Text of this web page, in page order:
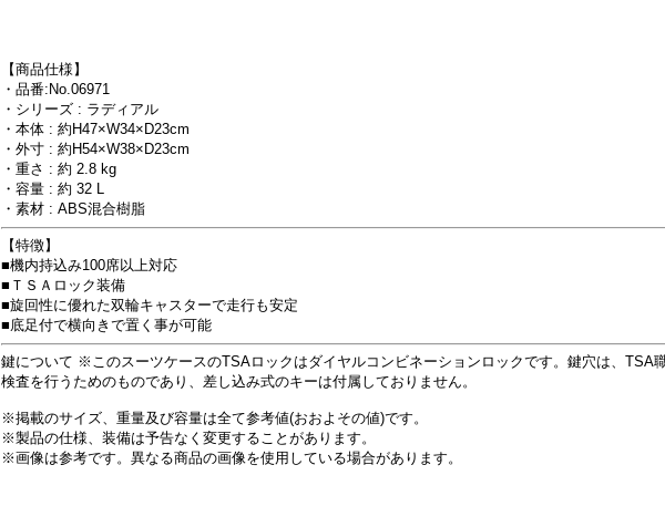
【商品仕様】
・品番:No.06971
・シリーズ : ラディアル
・本体 : 約H47×W34×D23cm
・外寸 : 約H54×W38×D23cm
・重さ : 約 2.8 kg
・容量 : 約 32 L
・素材 : ABS混合樹脂
【特徴】
■機内持込み100席以上対応
■ＴＳＡロック装備
■旋回性に優れた双輪キャスターで走行も安定
■底足付で横向きで置く事が可能
鍵について ※このスーツケースのTSAロックはダイヤルコンビネーションロックです。鍵穴は、TSA
検査を行うためのものであり、差し込み式のキーは付属しておりません。
※掲載のサイズ、重量及び容量は全て参考値(おおよその値)です。
※製品の仕様、装備は予告なく変更することがあります。
※画像は参考です。異なる商品の画像を使用している場合があります。